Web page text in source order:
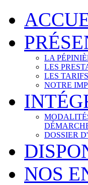
LA
LES
LES TARIFS
NOTRE
DOSSIER
NOS